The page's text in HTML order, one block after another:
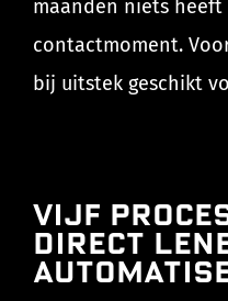
maanden niets
contactmoment.
bij uitstek geschikt
Vijf
direct